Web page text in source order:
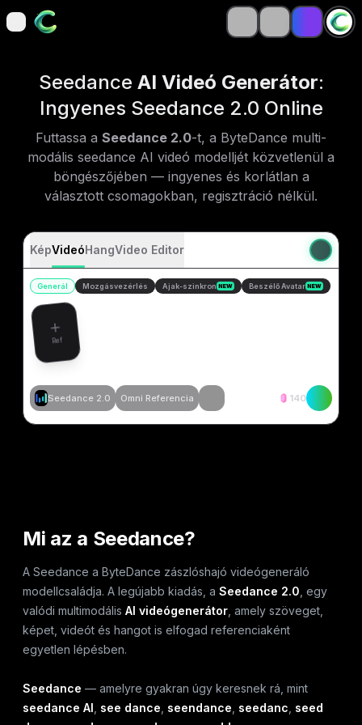
open navigation menu
open navigation menu
Seedance AI Videó Generátor:
Ingyenes Seedance 2.0 Online
Futtassa a Seedance 2.0-t, a ByteDance multi-
modális seedance AI videó modelljét közvetlenül a
böngészőjében — ingyenes és korlátlan a
választott csomagokban, regisztráció nélkül.
KépVideóHangVideo Editor
Generál Mozgásvezérlés Ajak-szinkron NEW Beszélő Avatar NEW
Ref
Seedance 2.0 Omni Referencia 140
Mi az a Seedance?
A Seedance a ByteDance zászlóshajó videógeneráló
modellcsaládja. A legújabb kiadás, a Seedance 2.0 , egy
valódi multimodális AI videógenerátor , amely szöveget,
képet, videót és hangot is elfogad referenciaként
egyetlen lépésben.
Seedance — amelyre gyakran úgy keresnek rá, mint
seedance AI see dance seendance seedanc seed